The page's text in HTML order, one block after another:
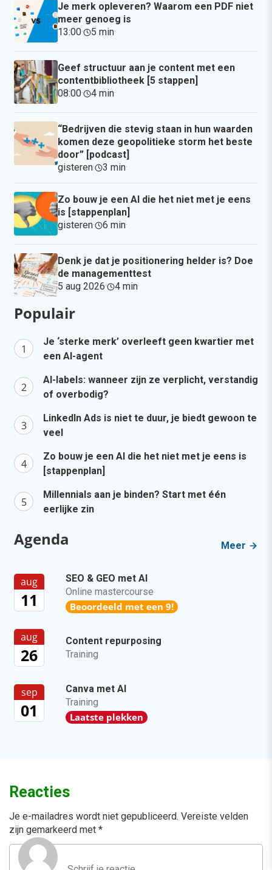
Je merk opleveren? Waarom een PDF niet
meer genoeg is
13:00· 5 min·
Geef structuur aan je content met een
contentbibliotheek [5 stappen]
08:00· 4 min·
“Bedrijven die stevig staan in hun waarden
komen deze geopolitieke storm het beste
door” [podcast]
gisteren· 3 min·
Zo bouw je een AI die het niet met je eens
is [stappenplan]
gisteren· 6 min·
Denk je dat je positionering helder is? Doe
de managementtest
5 aug 2026· 4 min·
Populair
Je ‘sterke merk’ overleeft geen kwartier met
een AI-agent
AI-labels: wanneer zijn ze verplicht, verstandig
of overbodig?
LinkedIn Ads is niet te duur, je biedt gewoon te
veel
Zo bouw je een AI die het niet met je eens is
[stappenplan]
Millennials aan je binden? Start met één
eerlijke zin
Agenda Meer
aug
11
SEO & GEO met AI
Online mastercourse
Beoordeeld met een 9!
aug
26
Content repurposing
Training
sep
01
Canva met AI
Training
Laatste plekken
Reacties
Je e-mailadres wordt niet gepubliceerd. Vereiste velden
zijn gemarkeerd met *